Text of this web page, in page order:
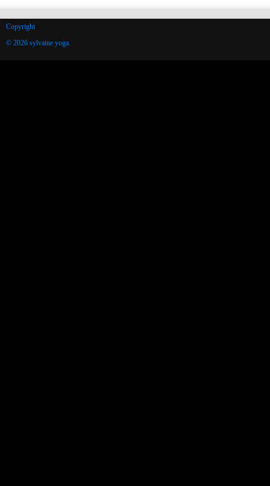
Copyright
© 2026 sylvaine yoga.